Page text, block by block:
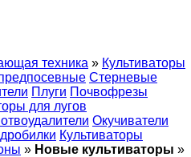
техника » Культиваторы
Стерневые
Плуги Почвофрезы
для лугов
Окучиватели
Культиваторы
» Новые культиваторы »